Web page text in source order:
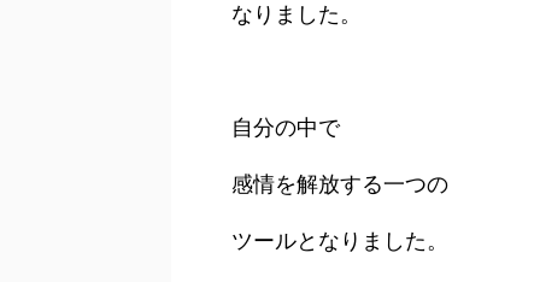
なりました。
自分の中で
感情を解放する一つの
ツールとなりました。